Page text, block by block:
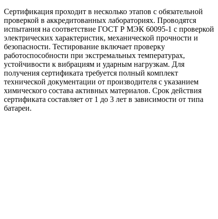
Сертификация проходит в несколько этапов с обязательной
проверкой в аккредитованных лабораториях. Проводятся
испытания на соответствие ГОСТ Р МЭК 60095-1 с проверкой
электрических характеристик, механической прочности и
безопасности. Тестирование включает проверку
работоспособности при экстремальных температурах,
устойчивости к вибрациям и ударным нагрузкам. Для
получения сертификата требуется полный комплект
технической документации от производителя с указанием
химического состава активных материалов. Срок действия
сертификата составляет от 1 до 3 лет в зависимости от типа
батареи.